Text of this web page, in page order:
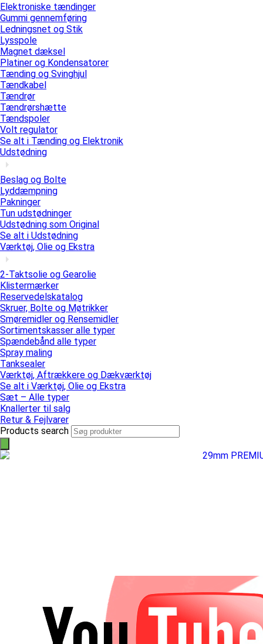
Elektroniske tændinger
Gummi gennemføring
Ledningsnet og Stik
Lysspole
Magnet dæksel
Platiner og Kondensatorer
Tænding og Svinghjul
Tændkabel
Tændrør
Tændrørshætte
Tændspoler
Volt regulator
Se alt i Tænding og Elektronik
Udstødning
Beslag og Bolte
Lyddæmpning
Pakninger
Tun udstødninger
Udstødning som Original
Se alt i Udstødning
Værktøj, Olie og Ekstra
2-Taktsolie og Gearolie
Klistermærker
Reservedelskatalog
Skruer, Bolte og Møtrikker
Smøremidler og Rensemidler
Sortimentskasser alle typer
Spændebånd alle typer
Spray maling
Tanksealer
Værktøj, Aftrækkere og Dækværktøj
Se alt i Værktøj, Olie og Ekstra
Sæt – Alle typer
Knallerter til salg
Retur & Fejlvarer
Products search